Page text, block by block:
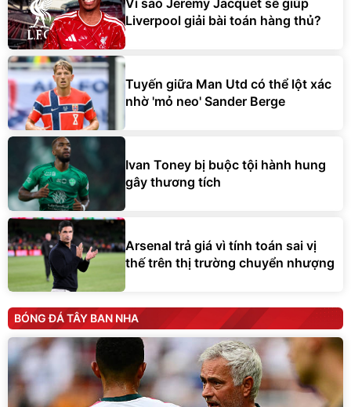
Vì sao Jeremy Jacquet sẽ giúp
Liverpool giải bài toán hàng thủ?
Tuyến giữa Man Utd có thể lột xác
nhờ 'mỏ neo' Sander Berge
Ivan Toney bị buộc tội hành hung
gây thương tích
Arsenal trả giá vì tính toán sai vị
thế trên thị trường chuyển nhượng
BÓNG ĐÁ TÂY BAN NHA